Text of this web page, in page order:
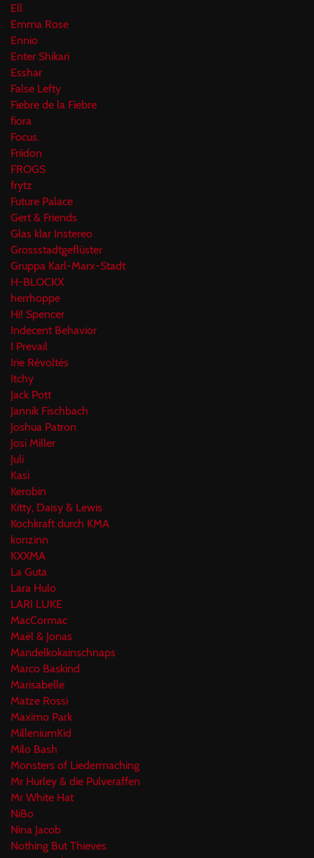
Ell
Emma Rose
Ennio
Enter Shikari
Esshar
False Lefty
Fiebre de la Fiebre
fiora
Focus.
Friidon
FROGS
frytz
Future Palace
Gert & Friends
Glas klar Instereo
Grossstadtgeflüster
Gruppa Karl-Marx-Stadt
H-BLOCKX
herrhoppe
Hi! Spencer
Indecent Behavior
I Prevail
Irie Révoltés
Itchy
Jack Pott
Jannik Fischbach
Joshua Patron
Josi Miller
Juli
Kasi
Kerobin
Kitty, Daisy & Lewis
Kochkraft durch KMA
konzinn
KXXMA
La Guta
Lara Hulo
LARI LUKE
MacCormac
Maël & Jonas
Mandelkokainschnaps
Marco Baskind
Marisabelle
Matze Rossi
Maxïmo Park
MilleniumKid
Milo Bash
Monsters of Liedermaching
Mr Hurley & die Pulveraffen
Mr White Hat
NiBo
Nina Jacob
Nothing But Thieves